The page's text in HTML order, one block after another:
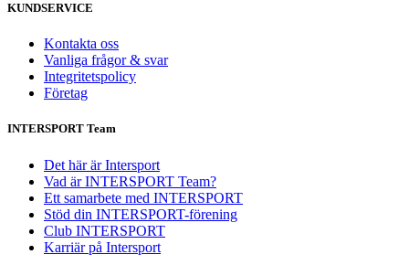
KUNDSERVICE
Kontakta oss
Vanliga frågor & svar
Integritetspolicy
Företag
INTERSPORT Team
Det här är Intersport
Vad är INTERSPORT Team?
Ett samarbete med INTERSPORT
Stöd din INTERSPORT-förening
Club INTERSPORT
Karriär på Intersport